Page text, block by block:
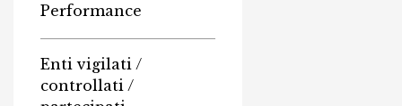
Performance
Enti vigilati /
controllati /